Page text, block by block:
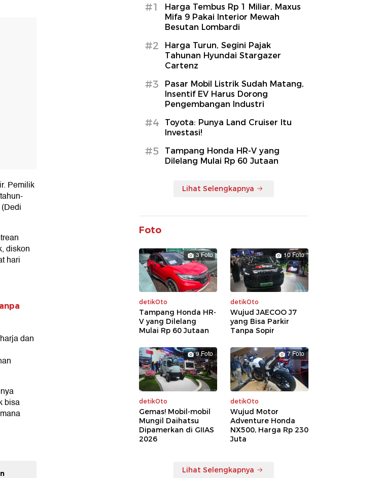
Pemilik
diskon
hari
dan
bisa
#1
Harga Tembus Rp 1 Miliar, Maxus
Mifa 9 Pakai Interior Mewah
Besutan Lombardi
#2
Harga Turun, Segini Pajak
Tahunan Hyundai Stargazer
Cartenz
#3
Pasar Mobil Listrik Sudah Matang,
Insentif EV Harus Dorong
Pengembangan Industri
#4
Toyota: Punya Land Cruiser Itu
Investasi!
#5
Tampang Honda HR-V yang
Dilelang Mulai Rp 60 Jutaan
Lihat Selengkapnya
Foto
3 Foto
detikOto
Tampang Honda HR-
V yang Dilelang
Mulai Rp 60 Jutaan
10 Foto
detikOto
Wujud JAECOO J7
yang Bisa Parkir
Tanpa Sopir
9 Foto
detikOto
Gemas! Mobil-mobil
Mungil Daihatsu
Dipamerkan di GIIAS
2026
7 Foto
detikOto
Wujud Motor
Adventure Honda
NX500, Harga Rp 230
Juta
Lihat Selengkapnya